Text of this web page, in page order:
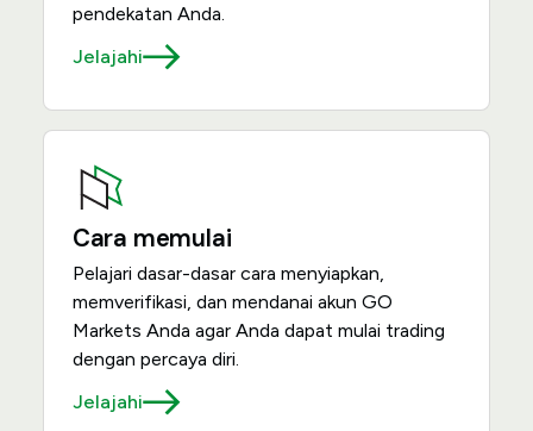
pendekatan Anda.
Jelajahi
Cara memulai
Pelajari dasar-dasar cara menyiapkan,
memverifikasi, dan mendanai akun GO
Markets Anda agar Anda dapat mulai trading
dengan percaya diri.
Jelajahi